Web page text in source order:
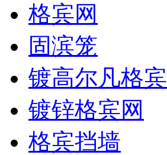
格宾网
固滨笼
镀高尔凡格宾
镀锌格宾网
格宾挡墙